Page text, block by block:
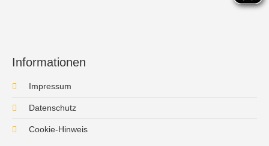
Informationen
Impressum
Datenschutz
Cookie-Hinweis